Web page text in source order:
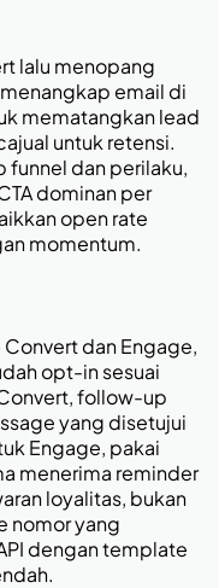
lalu menopang
email di
mematangkan lead
untuk retensi.
funnel dan perilaku,
dominan per
open rate
momentum.
dan Engage,
opt-in sesuai
follow-up
yang disetujui
Engage, pakai
menerima reminder
loyalitas, bukan
nomor yang
dengan template